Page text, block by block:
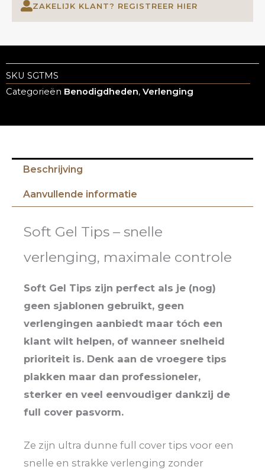
ZAKELIJK KLANT? REGISTREER HIER
SKU SGTMS
Categorieën Benodigdheden, Verlenging
Beschrijving
Aanvullende informatie
Soft Gel Tips – snelle
verlenging, maximale controle
Soft Gel Tips zijn perfect als je (nog)
geen sjablonen gebruikt, geen
verlengingen aanbiedt maar tóch een
klant wilt helpen, of wanneer snelheid
prioriteit is. Denk aan de vroegere tips
plakken maar dan professioneler,
sterker en veel eenvoudiger dankzij de
full cover pasvorm.
Ze zijn ultra dunne full cover tips voor een
snelle en strakke verlenging zonder